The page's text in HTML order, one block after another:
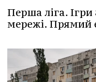
Перша ліга. Ігри
мережі. Прямий